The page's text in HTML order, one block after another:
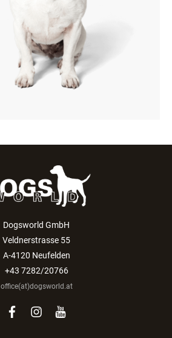
Dogsworld GmbH
Veldnerstrasse 55
A-4120 Neufelden
+43 7282/20766
office(at)dogsworld.at
facebook
instagram
youtube